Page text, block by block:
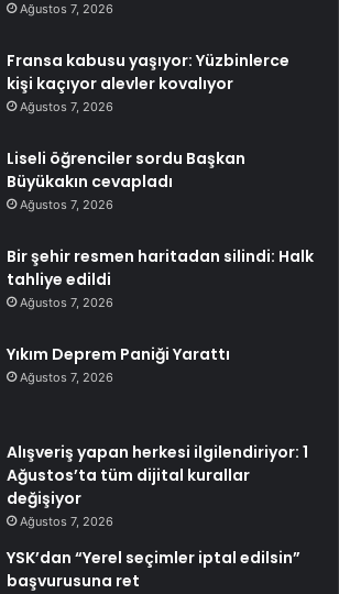
Ağustos 7, 2026
Fransa kabusu yaşıyor: Yüzbinlerce
kişi kaçıyor alevler kovalıyor
Ağustos 7, 2026
Liseli öğrenciler sordu Başkan
Büyükakın cevapladı
Ağustos 7, 2026
Bir şehir resmen haritadan silindi: Halk
tahliye edildi
Ağustos 7, 2026
Yıkım Deprem Paniği Yarattı
Ağustos 7, 2026
Alışveriş yapan herkesi ilgilendiriyor: 1
Ağustos’ta tüm dijital kurallar
değişiyor
Ağustos 7, 2026
YSK’dan “Yerel seçimler iptal edilsin”
başvurusuna ret